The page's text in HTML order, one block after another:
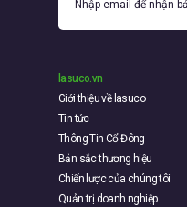
lasuco.vn
Giới thiệu về lasuco
Tin tức
Thông Tin Cổ Đông
Bản sắc thương hiệu
Chiến lược của chúng tôi
Quản trị doanh nghiệp